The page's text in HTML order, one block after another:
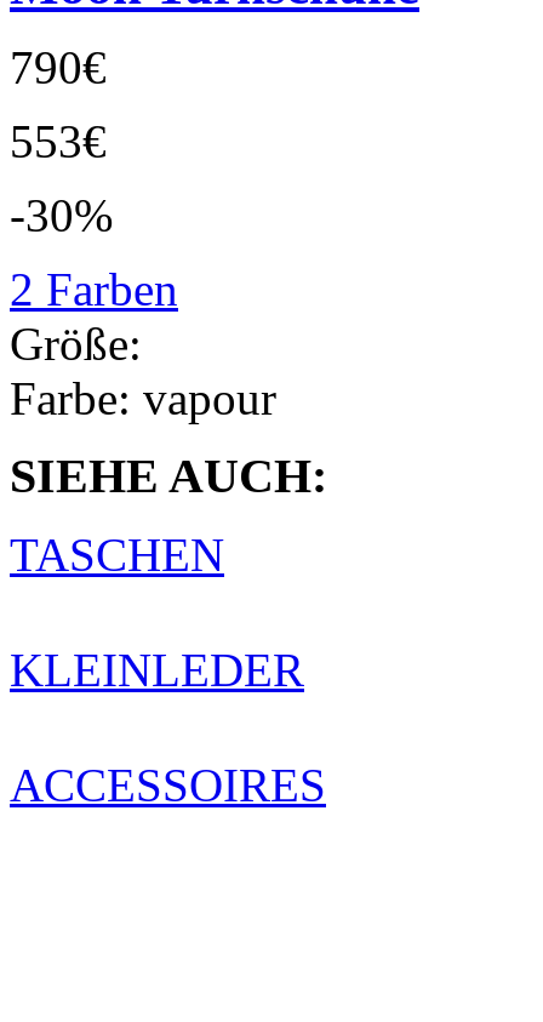
790€
553€
-30%
2 Farben
Größe:
Farbe: vapour
SIEHE AUCH:
TASCHEN
KLEINLEDER
ACCESSOIRES